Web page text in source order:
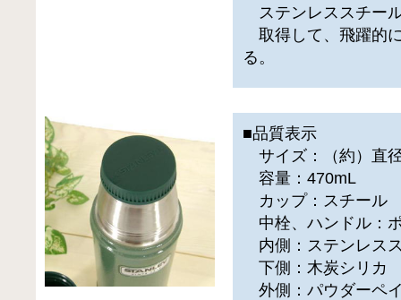
ステンレススチー
取得して、飛躍的
る。
■品質表示
サイズ：（約）直
容量：470mL
カップ：スチール
中栓、ハンドル：
内側：ステンレス
下側：木炭シリカ
外側：パウダーペ